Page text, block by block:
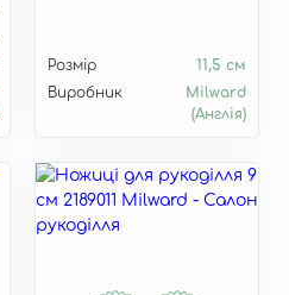
Розмір
11,5 см
Виробник
Milward
(Англія)